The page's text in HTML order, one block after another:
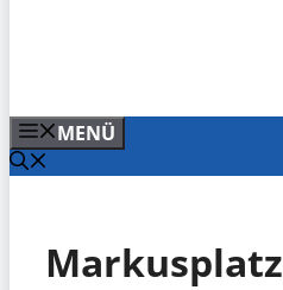
MENÜ
Markusplatz